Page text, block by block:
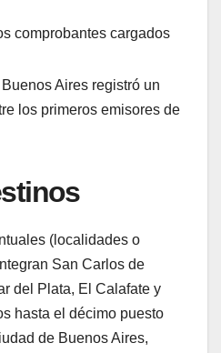
comprobantes cargados
Aires registró un
los primeros emisores de
(localidades o
San Carlos de
del Plata, El Calafate y
hasta el décimo puesto
de Buenos Aires,